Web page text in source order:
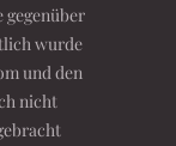
gegenüber
wurde
und den
nicht